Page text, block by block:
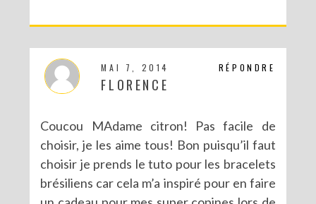
NOUVEAU BLOG POUR DE NOUVELLES (EN)VIES
RÉPONDRE
MAI 7, 2014
FLORENCE
Coucou MAdame citron! Pas facile de
choisir, je les aime tous! Bon puisqu’il faut
choisir je prends le tuto pour les bracelets
brésiliens car cela m’a inspiré pour en faire